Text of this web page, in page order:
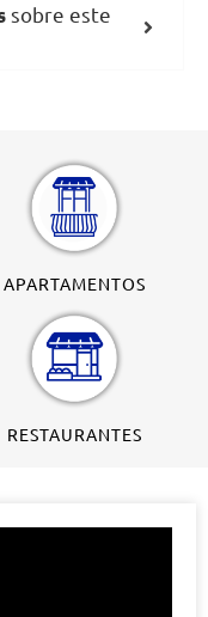
sobre este
APARTAMENTOS
RESTAURANTES